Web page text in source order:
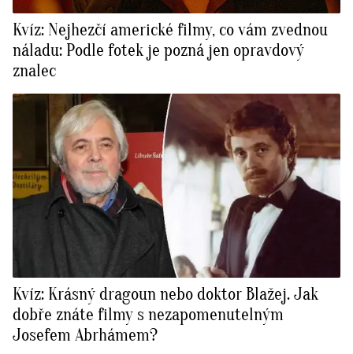
Kvíz: Nejhezčí americké filmy, co vám zvednou
náladu: Podle fotek je pozná jen opravdový
znalec
Kvíz: Krásný dragoun nebo doktor Blažej. Jak
dobře znáte filmy s nezapomenutelným
Josefem Abrhámem?